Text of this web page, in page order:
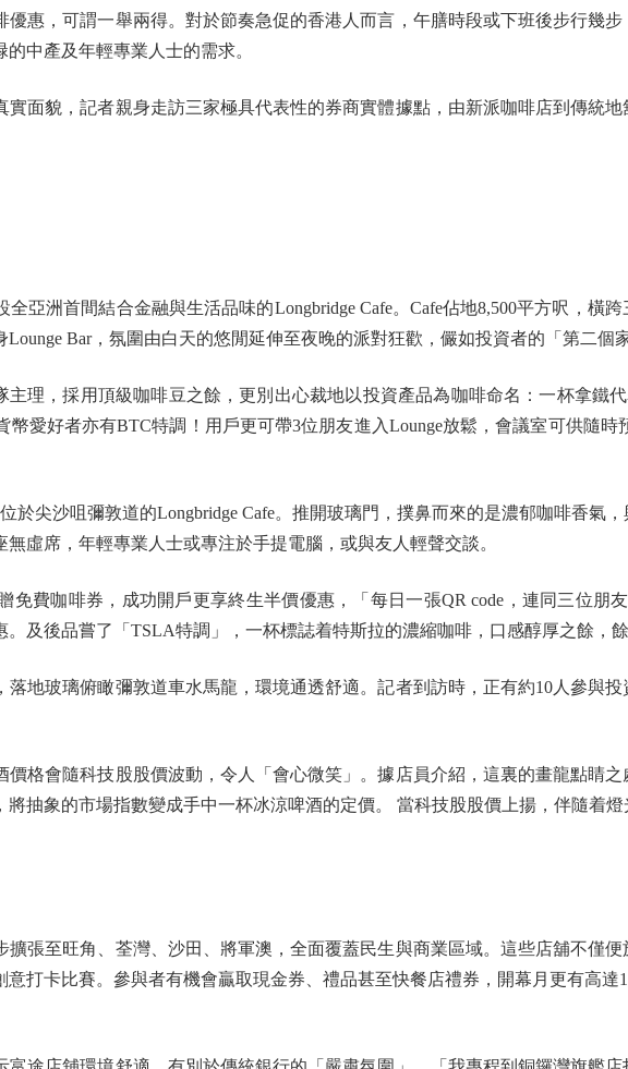
惠，可謂一舉兩得。對於節奏急促的香港人而言，午膳時段或下班後步行幾
中產及年輕專業人士的需求。
貌，記者親身走訪三家極具代表性的券商實體據點，由新派咖啡店到傳統地
洲首間結合金融與生活品味的Longbridge Cafe。Cafe佔地8,500平方呎，橫跨
Bar，氛圍由白天的悠閒延伸至夜晚的派對狂歡，儼如投資者的「第二個家
理，採用頂級咖啡豆之餘，更別出心裁地以投資產品為咖啡命名：一杯拿鐵
幣愛好者亦有BTC特調！用戶更可帶3位朋友進入Lounge放鬆，會議室可供隨時
尖沙咀彌敦道的Longbridge Cafe。推開玻璃門，撲鼻而來的是濃郁咖啡香氣
虛席，年輕專業人士或專注於手提電腦，或與友人輕聲交談。
費咖啡券，成功開戶更享終生半價優惠，「每日一張QR code，連同三位朋
及後品嘗了「TSLA特調」，一杯標誌着特斯拉的濃縮咖啡，口感醇厚之餘，餘
玻璃俯瞰彌敦道車水馬龍，環境通透舒適。記者到訪時，正有約10人參與投
會隨科技股股價波動，令人「會心微笑」。據店員介紹，這裏的畫龍點睛之
抽象的市場指數變成手中一杯冰涼啤酒的定價。 當科技股股價上揚，伴隨着
至旺角、荃灣、沙田、將軍澳，全面覆蓋民生與商業區域。這些店舖不僅便
打卡比賽。參與者有機會贏取現金券、禮品甚至快餐店禮券，開幕月更有高達